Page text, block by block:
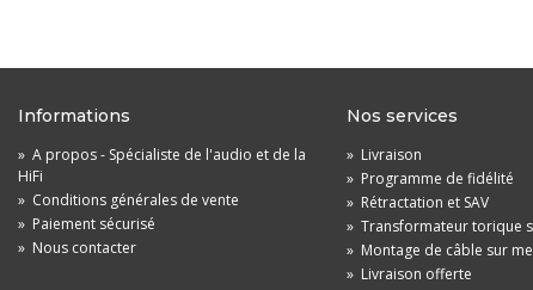
Informations
» A propos - Spécialiste de l'audio et de la
HiFi
» Conditions générales de vente
» Paiement sécurisé
» Nous contacter
Nos services
» Livraison
» Programme de fidélité
» Rétractation et SAV
» Transformateur torique
» Montage de câble sur
» Livraison offerte